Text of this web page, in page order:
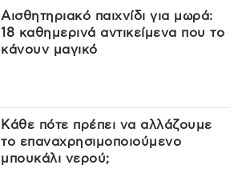
Αισθητηριακό παιχνίδι για μωρά:
18 καθημερινά αντικείμενα που το
κάνουν μαγικό
Κάθε πότε πρέπει να αλλάζουμε
το επαναχρησιμοποιούμενο
μπουκάλι νερού;